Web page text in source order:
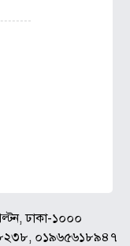
ঢাকা-১০০০
০১৯৬৫৬১৮৯৪৭